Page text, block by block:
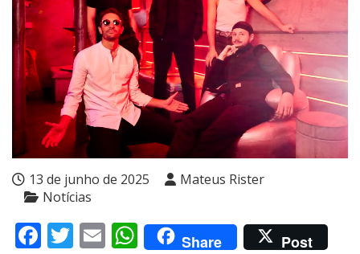
13 de junho de 2025
Mateus Rister
Notícias
Facebook
Twitter
EmailWhatsApp
Share Post